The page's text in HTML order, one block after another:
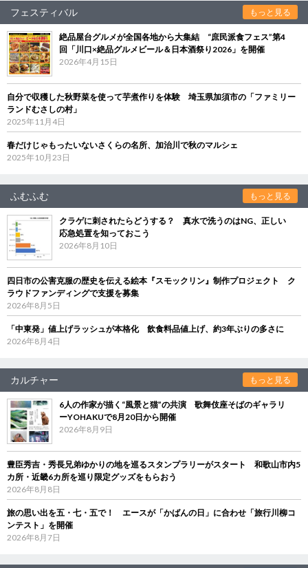
フェスティバル もっと見る
絶品屋台グルメが全国各地から大集結 “庶民派食フェス”第4
回「川口×絶品グルメビール＆日本酒祭り2026」を開催
2026年4月15日
自分で収穫した秋野菜を使って芋煮作りを体験 埼玉県加須市の「ファミリー
ランドむさしの村」
2025年11月4日
春だけじゃもったいないさくらの名所、加治川で秋のマルシェ
2025年10月23日
ふむふむ もっと見る
クラゲに刺されたらどうする？ 真水で洗うのはNG、正しい
応急処置を知っておこう
2026年8月10日
四日市の公害克服の歴史を伝える絵本『スモックリン』制作プロジェクト ク
ラウドファンディングで支援を募集
2026年8月5日
「中東発」値上げラッシュが本格化 飲食料品値上げ、約3年ぶりの多さに
2026年8月4日
カルチャー もっと見る
6人の作家が描く“風景と猫”の共演 歌舞伎座そばのギャラリ
ーYOHAKUで8月20日から開催
2026年8月9日
豊臣秀吉・秀長兄弟ゆかりの地を巡るスタンプラリーがスタート 和歌山市内5
カ所・近畿6カ所を巡り限定グッズをもらおう
2026年8月8日
旅の思い出を五・七・五で！ エースが「かばんの日」に合わせ「旅行川柳コ
ンテスト」を開催
2026年8月7日